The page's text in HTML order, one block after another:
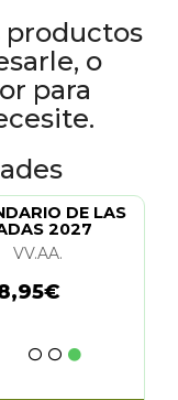
productos
o
para
DE LAS
2027
VV.AA.